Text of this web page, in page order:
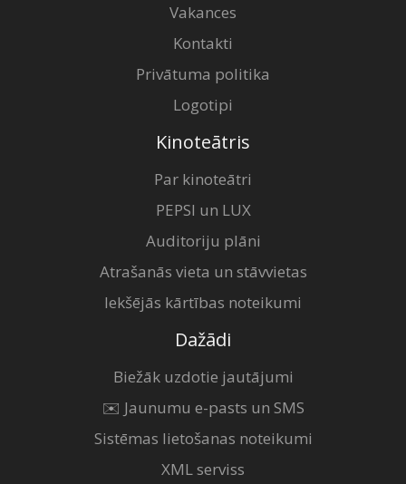
Vakances
Kontakti
Privātuma politika
Logotipi
Kinoteātris
Par kinoteātri
PEPSI un LUX
Auditoriju plāni
Atrašanās vieta un stāvvietas
Iekšējās kārtības noteikumi
Dažādi
Biežāk uzdotie jautājumi
✉️ Jaunumu e-pasts un SMS
Sistēmas lietošanas noteikumi
XML serviss